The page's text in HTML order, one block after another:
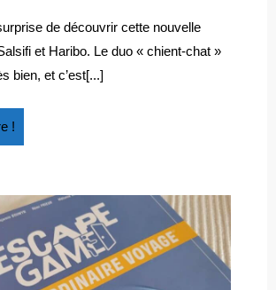
revue
pour
petits
de découvrir cette nouvelle
et Haribo. Le duo « chient-chat »
bien, et c’est[...]
!
Découvre